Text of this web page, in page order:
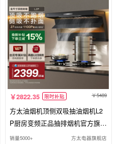
2822.35 限时补贴 5489
方太油烟机顶侧双吸抽油烟机L2
P厨房变频正品抽排烟机官方旗舰
店
销量5000+ 方太电器旗舰店